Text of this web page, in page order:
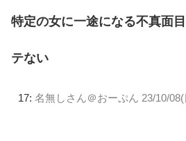
特定の女に一途になる不真面
テない
17: 名無しさん＠おーぷん 23/10/